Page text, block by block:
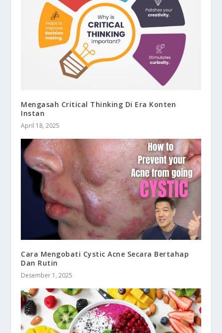
Mengasah Critical Thinking Di Era Konten
Instan
April 18, 2025
Cara Mengobati Cystic Acne Secara Bertahap
Dan Rutin
Desember 1, 2025